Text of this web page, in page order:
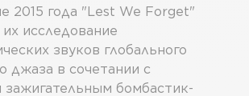
2015 года "Lest We Forget"
исследование
звуков глобального
джаза в сочетании с
бомбастик-